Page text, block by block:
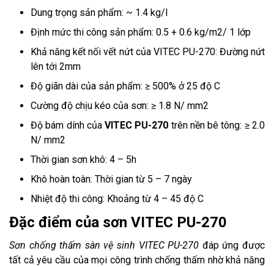
Dung trọng sản phẩm: ~ 1.4 kg/l
Định mức thi công sản phẩm: 0.5 + 0.6 kg/m2/ 1 lớp
Khả năng kết nối vết nứt của VITEC PU-270: Đường nứt
lên tới 2mm
Độ giãn dài của sản phẩm: ≥ 500% ở 25 độ C
Cường độ chịu kéo của sơn: ≥ 1.8 N/ mm2
Độ bám dính củaVITEC PU-270 trên nền bê tông: ≥ 2.0
N/ mm2
Thời gian sơn khô: 4 – 5h
Khô hoàn toàn: Thời gian từ 5 – 7 ngày
Nhiệt độ thi công: Khoảng từ 4 – 45 độ C
Đặc điểm của sơn VITEC PU-270
Sơn chống thấm sàn vệ sinh VITEC PU-270 đáp ứng được
tất cả yêu cầu của mọi công trình chống thấm nhờ khả năng